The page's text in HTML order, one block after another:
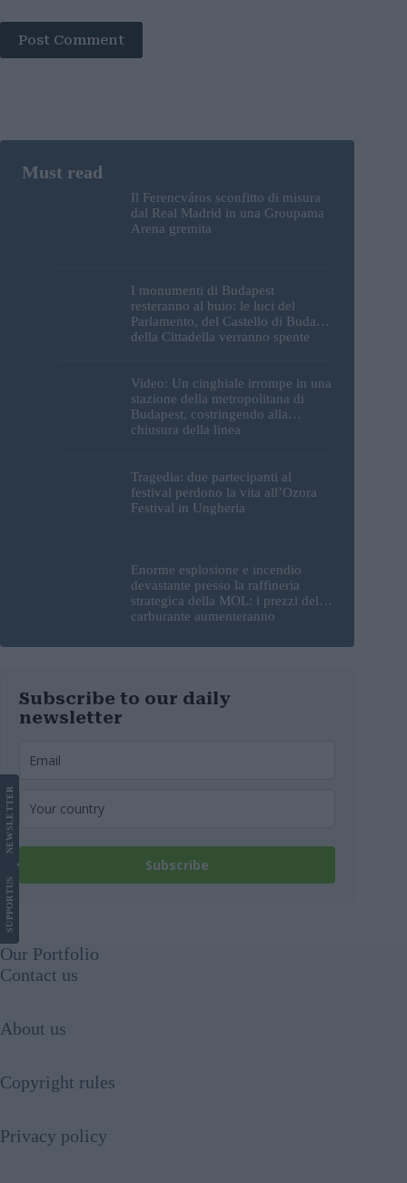
Post Comment
Il Ferencváros sconfitto di misura
dal Real Madrid in una Groupama
Arena gremita
I monumenti di Budapest
resteranno al buio: le luci del
Parlamento, del Castello di Buda e
della Cittadella verranno spente
Video: Un cinghiale irrompe in una
stazione della metropolitana di
Budapest, costringendo alla
chiusura della linea
Tragedia: due partecipanti al
festival perdono la vita all’Ozora
Festival in Ungheria
Enorme esplosione e incendio
devastante presso la raffineria
strategica della MOL: i prezzi del
carburante aumenteranno
Subscribe to our daily
newsletter
Subscribe
SUPPORT
US
NEWS
LETTER
Our Portfolio
Contact us
About us
Copyright rules
Privacy policy